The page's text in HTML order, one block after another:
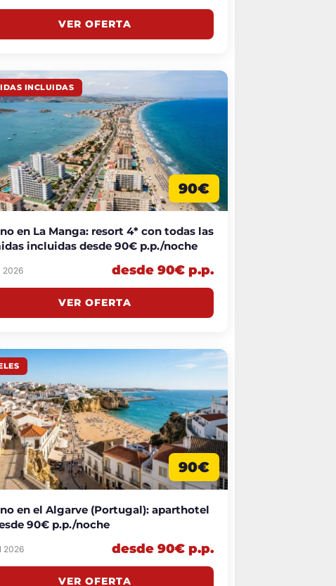
VER OFERTA
INCLUIDAS
90€
en La Manga: resort 4* con todas las
incluidas desde 90€ p.p./noche
2026 desde 90€ p.p.
VER OFERTA
90€
en el Algarve (Portugal): aparthotel
90€ p.p./noche
2026 desde 90€ p.p.
VER OFERTA